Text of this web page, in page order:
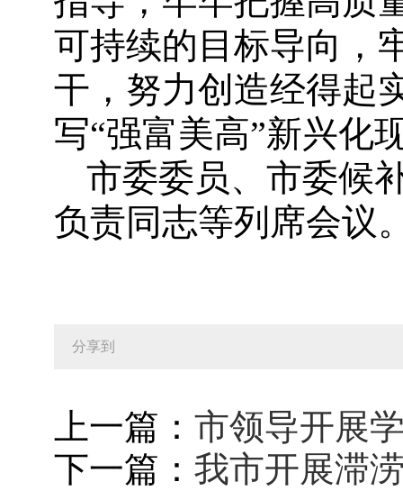
可持续的目标导向，
干，努力创造经得起
写“强富美高”新兴化
市委委员、市委候
负责同志等列席会议
分享到
上一篇： 市领导开展
下一篇： 我市开展滞